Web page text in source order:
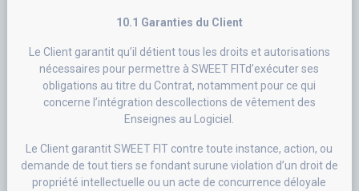
10.1 Garanties du Client
Le Client garantit qu’il détient tous les droits et autorisations
nécessaires pour permettre à SWEET FITd’exécuter ses
obligations au titre du Contrat, notamment pour ce qui
concerne l’intégration descollections de vêtement des
Enseignes au Logiciel.
Le Client garantit SWEET FIT contre toute instance, action, ou
demande de tout tiers se fondant surune violation d’un droit de
propriété intellectuelle ou un acte de concurrence déloyale